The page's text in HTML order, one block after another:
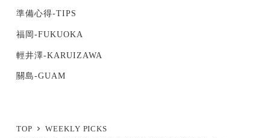
準備心得-TIPS
福岡-FUKUOKA
輕井澤-KARUIZAWA
關島-GUAM
TOP
WEEKLY PICKS